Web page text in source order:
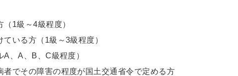
1級～4級程度）
いる方（1級～3級程度）
、A、B、C級程度）
でその障害の程度が国土交通省令で定める方